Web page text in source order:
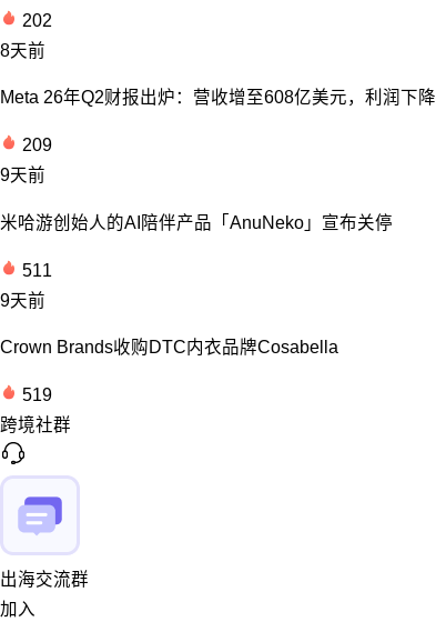
202
8天前
Meta 26年Q2财报出炉：营收增至608亿美元，利润下降
209
9天前
米哈游创始人的AI陪伴产品「AnuNeko」宣布关停
511
9天前
Crown Brands收购DTC内衣品牌Cosabella
519
跨境社群
出海交流群
加入